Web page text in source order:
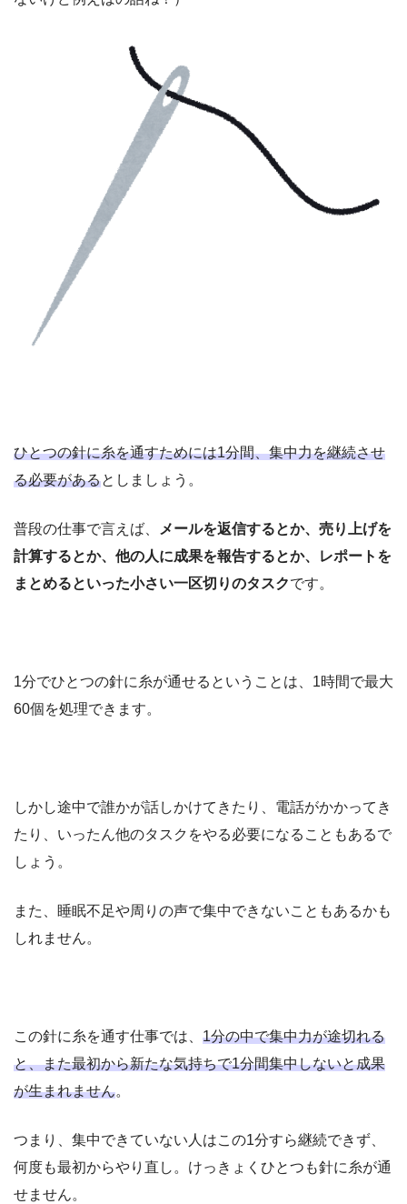
ひとつの針に糸を通すためには1分間、集中力を継続させ
る必要があるとしましょう。
普段の仕事で言えば、
メールを返信するとか、売り上げを
計算するとか、他の人に成果を報告するとか、レポートを
まとめるといった小さい一区切りのタスクです。
1分でひとつの針に糸が通せるということは、1時間で最大
60個を処理できます。
しかし途中で誰かが話しかけてきたり、電話がかかってき
たり、いったん他のタスクをやる必要になることもあるで
しょう。
また、睡眠不足や周りの声で集中できないこともあるかも
しれません。
この針に糸を通す仕事では、 1分の中で集中力が途切れる
と、また最初から新たな気持ちで1分間集中しないと成果
が生まれません。
つまり、集中できていない人はこの1分すら継続できず、
何度も最初からやり直し。けっきょくひとつも針に糸が通
せません。